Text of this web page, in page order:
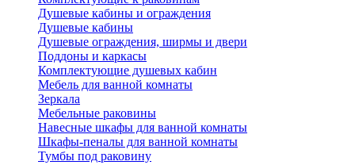
Душевые кабины и ограждения
Душевые кабины
Душевые ограждения, ширмы и двери
Поддоны и каркасы
Комплектующие душевых кабин
Мебель для ванной комнаты
Зеркала
Мебельные раковины
Навесные шкафы для ванной комнаты
Шкафы-пеналы для ванной комнаты
Тумбы под раковину